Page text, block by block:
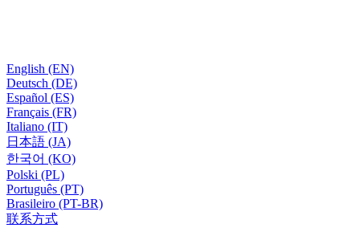
English (EN)
Deutsch (DE)
Español (ES)
Français (FR)
Italiano (IT)
日本語 (JA)
한국어 (KO)
Polski (PL)
Português (PT)
Brasileiro (PT-BR)
联系方式